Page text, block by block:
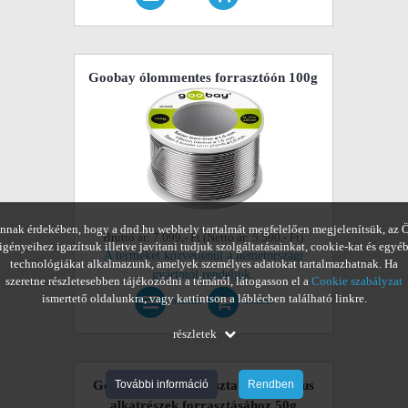
Goobay ólommentes forrasztóón 100g
Bruttó ár: 7.099,- Ft (Nettó ár: 5.590,- Ft)
A terméket közvetlenül a németországi
gyártótól rendeljük.
részletek kosárba!
Goobay forrasztópaszta elektronikus
érdekében, hogy a dnd.hu webhely tartalmát megfelelően megjelenítsük, az
igényeihez igazítsuk illetve javítani tudjuk szolgáltatásainkat, cookie-kat és egyéb
technológiákat alkalmazunk, amelyek személyes adatokat tartalmazhatnak. Ha
szeretne részletesebben tájékozódni a témáról, látogasson el a Cookie szabályzat
ismertető oldalunkra, vagy kattintson a láblécben található linkre.
részletek
További információ Rendben